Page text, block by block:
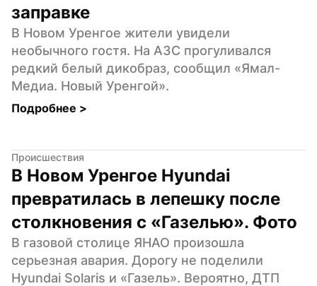
заправке
В Новом Уренгое жители увидели
необычного гостя. На АЗС прогуливался
редкий белый дикобраз, сообщил «Ямал-
Медиа. Новый Уренгой».
Подробнее >
Происшествия
В Новом Уренгое Hyundai
превратилась в лепешку после
столкновения с «Газелью». Фото
В газовой столице ЯНАО произошла
серьезная авария. Дорогу не поделили
Hyundai Solaris и «Газель». Вероятно, ДТП